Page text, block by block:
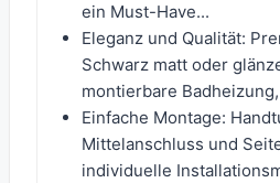
ein Must-Have...
Eleganz und Qualität:
Schwarz matt oder
montierbare
Einfache Montage:
Mittelanschluss und
individuelle